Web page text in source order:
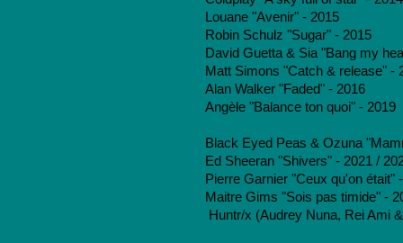
Louane "Avenir" - 2015
Robin Schulz "Sugar" - 2015
David Guetta & Sia "Bang my
Matt Simons "Catch & release" -
Alan Walker "Faded" - 2016
Angèle "Balance ton quoi" - 2019
Black Eyed Peas & Ozuna
Ed Sheeran "Shivers" - 2021 /
Pierre Garnier "Ceux qu'on était"
Maitre Gims "Sois pas timide" -
Huntr/x (Audrey Nuna, Rei Ami